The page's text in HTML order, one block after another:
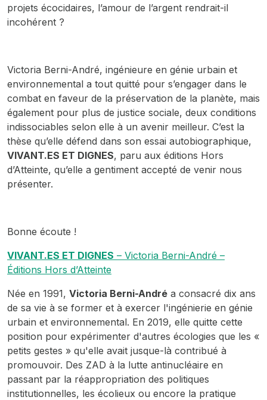
projets écocidaires, l’amour de l’argent rendrait-il
incohérent ?
Victoria Berni-André, ingénieure en génie urbain et
environnemental a tout quitté pour s’engager dans le
combat en faveur de la préservation de la planète, mais
également pour plus de justice sociale, deux conditions
indissociables selon elle à un avenir meilleur. C’est la
thèse qu’elle défend dans son essai autobiographique,
VIVANT.ES ET DIGNES, paru aux éditions Hors
d’Atteinte, qu’elle a gentiment accepté de venir nous
présenter.
Bonne écoute !
VIVANT.ES ET DIGNES – Victoria Berni-André –
Éditions Hors d’Atteinte
Née en 1991, Victoria Berni-André a consacré dix ans
de sa vie à se former et à exercer l'ingénierie en génie
urbain et environnemental. En 2019, elle quitte cette
position pour expérimenter d'autres écologies que les «
petits gestes » qu'elle avait jusque-là contribué à
promouvoir. Des ZAD à la lutte antinucléaire en
passant par la réappropriation des politiques
institutionnelles, les écolieux ou encore la pratique